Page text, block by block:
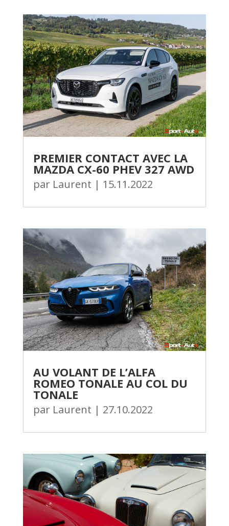
PREMIER CONTACT AVEC LA
MAZDA CX-60 PHEV 327 AWD
par Laurent | 15.11.2022
AU VOLANT DE L’ALFA
ROMEO TONALE AU COL DU
TONALE
par Laurent | 27.10.2022